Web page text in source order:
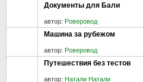
Документы для Бали
автор: Роверовод
Машина за рубежом
автор: Роверовод
Путешествия без тестов
автор: Натали Натали